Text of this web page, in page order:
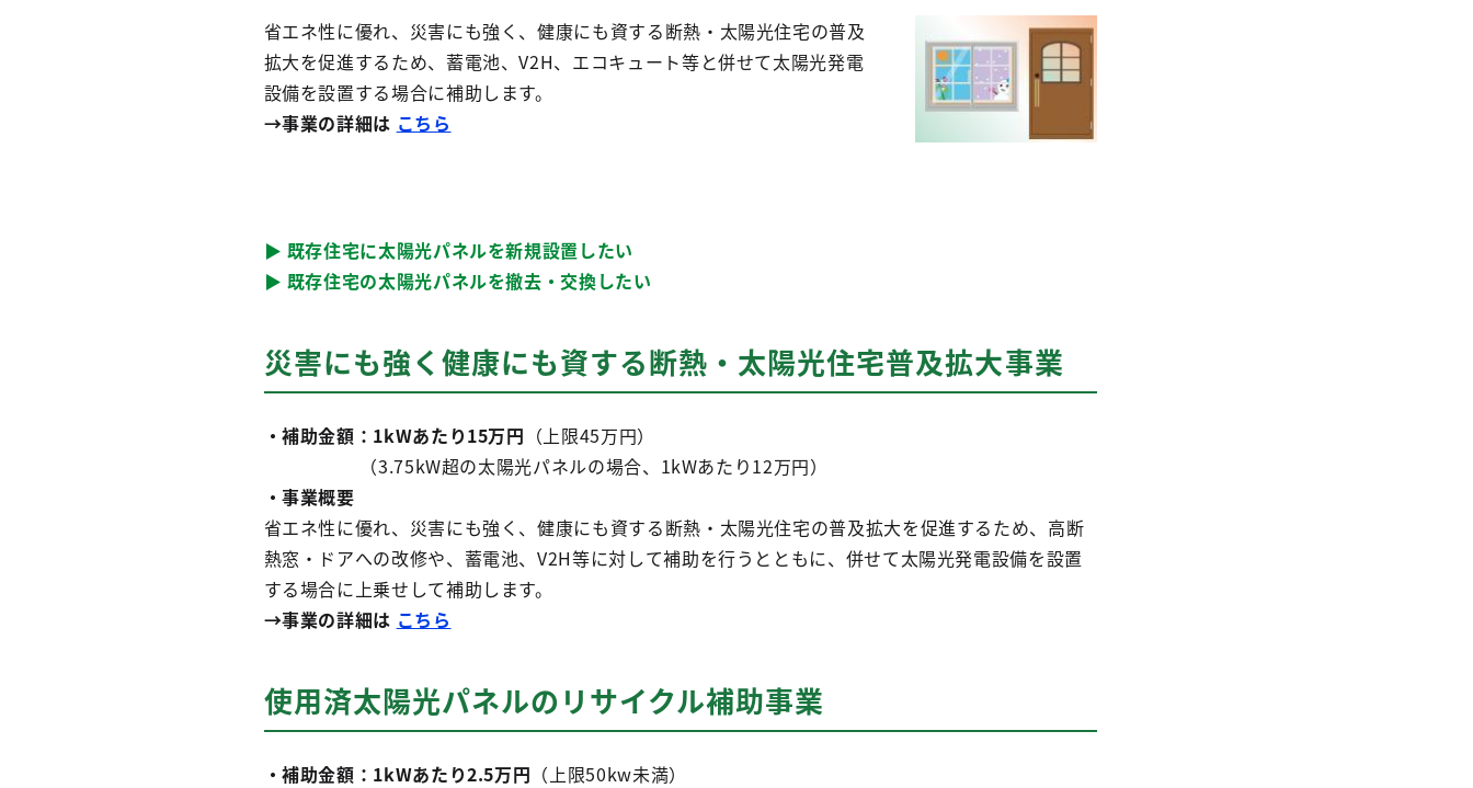
省エネ性に優れ、災害にも強く、健康にも資する断熱・太陽光住宅の普及
拡大を促進するため、蓄電池、V2H、エコキュート等と併せて太陽光発電
設備を設置する場合に補助します。
→事業の詳細は こちら
▶ 既存住宅に太陽光パネルを新規設置したい
▶ 既存住宅の太陽光パネルを撤去・交換したい
災害にも強く健康にも資する断熱・太陽光住宅普及拡大事業
・補助金額：1kWあたり15万円 （上限45万円）
（3.75kW超の太陽光パネルの場合、1kWあたり12万円）
・事業概要
省エネ性に優れ、災害にも強く、健康にも資する断熱・太陽光住宅の普及拡大を促進するため、高断
熱窓・ドアへの改修や、蓄電池、V2H等に対して補助を行うとともに、併せて太陽光発電設備を設置
する場合に上乗せして補助します。
→事業の詳細は こちら
使用済太陽光パネルのリサイクル補助事業
・補助金額：1kWあたり2.5万円 （上限50kw未満）